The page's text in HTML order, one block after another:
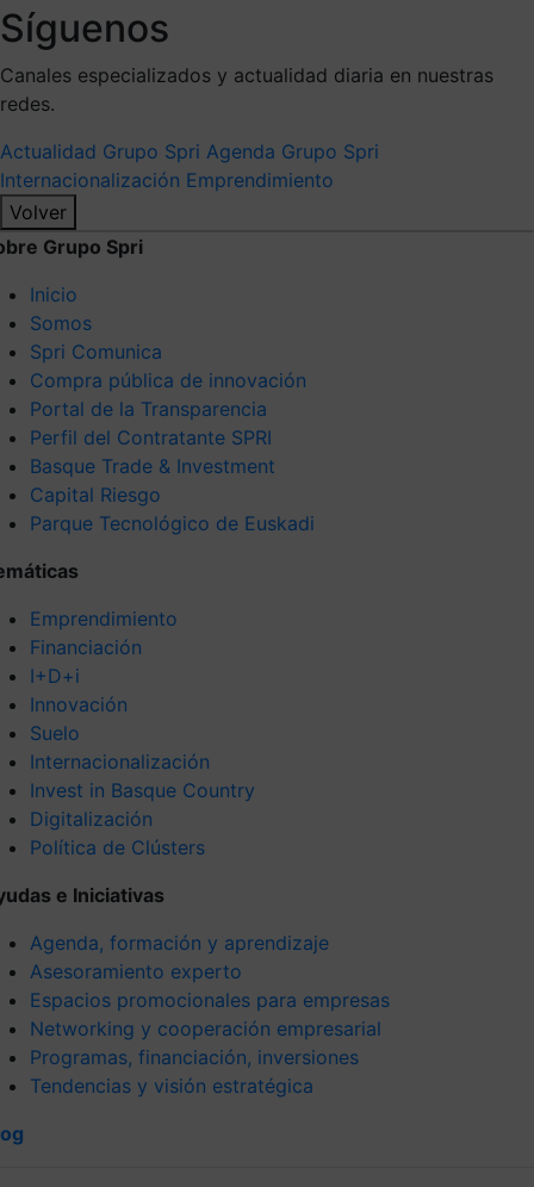
Síguenos
Canales especializados y actualidad diaria en nuestras
redes.
Actualidad Grupo Spri Agenda Grupo Spri
Internacionalización Emprendimiento
Volver
Grupo Spri
Inicio
Somos
Spri Comunica
Compra pública de innovación
Portal de la Transparencia
Perfil del Contratante SPRI
Basque Trade & Investment
Capital Riesgo
Parque Tecnológico de Euskadi
Emprendimiento
Financiación
I+D+i
Innovación
Suelo
Internacionalización
Invest in Basque Country
Digitalización
Política de Clústers
e Iniciativas
Agenda, formación y aprendizaje
Asesoramiento experto
Espacios promocionales para empresas
Networking y cooperación empresarial
Programas, financiación, inversiones
Tendencias y visión estratégica